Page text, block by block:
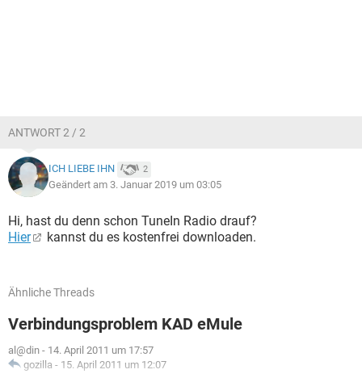
ANTWORT 2 / 2
ICH LIEBE IHN 2
Geändert am 3. Januar 2019 um 03:05
Hi, hast du denn schon TuneIn Radio drauf?
Hier
kannst du es kostenfrei downloaden.
Ähnliche Threads
Verbindungsproblem KAD eMule
al@din - 14. April 2011 um 17:57
gozilla - 15. April 2011 um 12:07